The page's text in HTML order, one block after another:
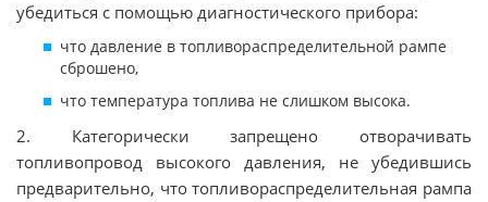
убедиться с помощью диагностического прибора:
что давление в топливораспределительной рампе
сброшено,
что температура топлива не слишком высока.
2. Категорически запрещено отворачивать
топливопровод высокого давления, не убедившись
предварительно, что топливораспределительная рампа